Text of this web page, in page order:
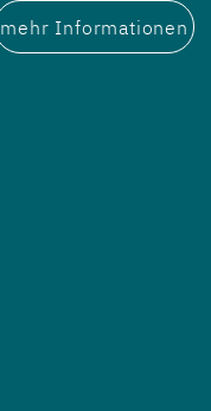
mehr Informationen